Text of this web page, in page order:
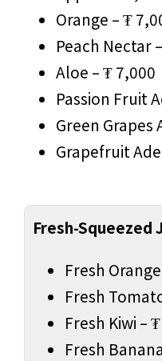
Orange – ₮
Peach Nectar
Aloe – ₮ 7,000
Passion Fruit
Green Grapes
Grapefruit
Fresh-Squeezed
Fresh
Fresh
Fresh Kiwi –
Fresh